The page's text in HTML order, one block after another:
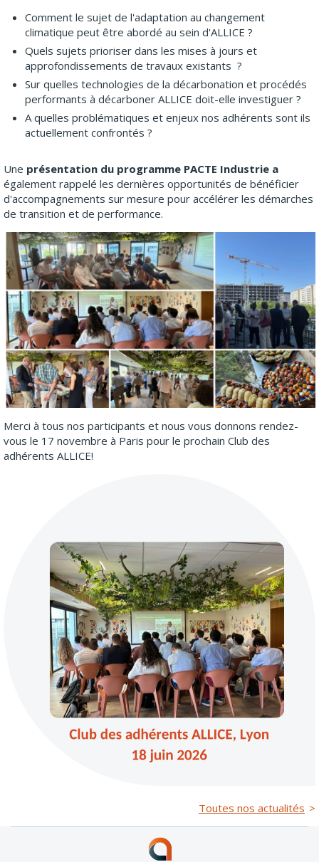
Comment le sujet de l'adaptation au changement
climatique peut être abordé au sein d'ALLICE ?
Quels sujets prioriser dans les mises à jours et
approfondissements de travaux existants ?
Sur quelles technologies de la décarbonation et procédés
performants à décarboner ALLICE doit-elle investiguer ?
A quelles problématiques et enjeux nos adhérents sont ils
actuellement confrontés ?
Une présentation du programme PACTE Industrie a
également rappelé les dernières opportunités de bénéficier
d'accompagnements sur mesure pour accélérer les démarches
de transition et de performance.
Merci à tous nos participants et nous vous donnons rendez-
vous le 17 novembre à Paris pour le prochain Club des
adhérents ALLICE!
Toutes nos actualités